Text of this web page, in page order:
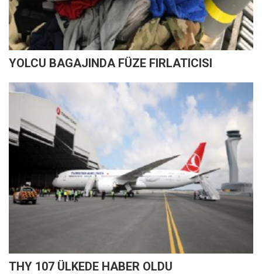
YOLCU BAGAJINDA FÜZE FIRLATICISI
THY 107 ÜLKEDE HABER OLDU